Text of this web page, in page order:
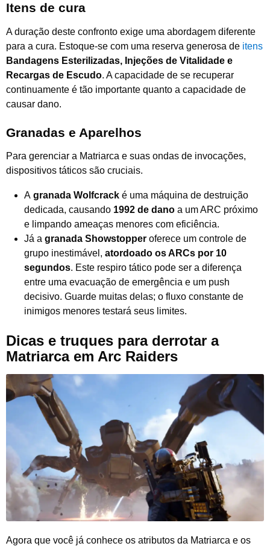
Itens de cura
A duração deste confronto exige uma abordagem diferente
para a cura. Estoque-se com uma reserva generosa de itens
Bandagens Esterilizadas, Injeções de Vitalidade e
Recargas de Escudo. A capacidade de se recuperar
continuamente é tão importante quanto a capacidade de
causar dano.
Granadas e Aparelhos
Para gerenciar a Matriarca e suas ondas de invocações,
dispositivos táticos são cruciais.
A granada Wolfcrack é uma máquina de destruição
dedicada, causando 1992 de dano a um ARC próximo
e limpando ameaças menores com eficiência.
Já a granada Showstopper oferece um controle de
grupo inestimável, atordoado os ARCs por 10
segundos. Este respiro tático pode ser a diferença
entre uma evacuação de emergência e um push
decisivo. Guarde muitas delas; o fluxo constante de
inimigos menores testará seus limites.
Dicas e truques para derrotar a
Matriarca em Arc Raiders
Agora que você já conhece os atributos da Matriarca e os